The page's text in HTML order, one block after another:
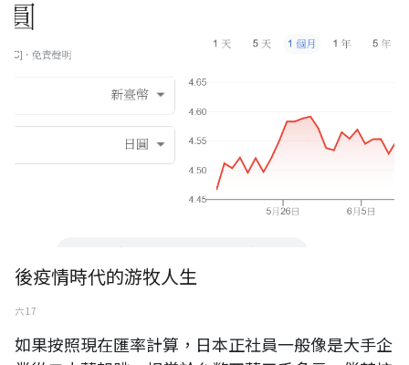
後疫情時代的游牧人生
六 17
如果按照現在匯率計算，日本正社員一般像是大手企